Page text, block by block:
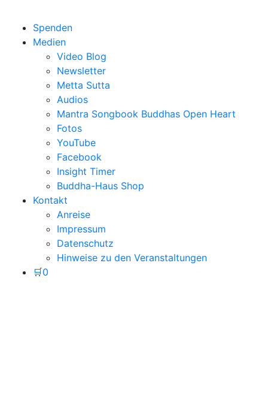
Spenden
Medien
Video Blog
Newsletter
Metta Sutta
Audios
Mantra Songbook Buddhas Open Heart
Fotos
YouTube
Facebook
Insight Timer
Buddha-Haus Shop
Kontakt
Anreise
Impressum
Datenschutz
Hinweise zu den Veranstaltungen
🛒0